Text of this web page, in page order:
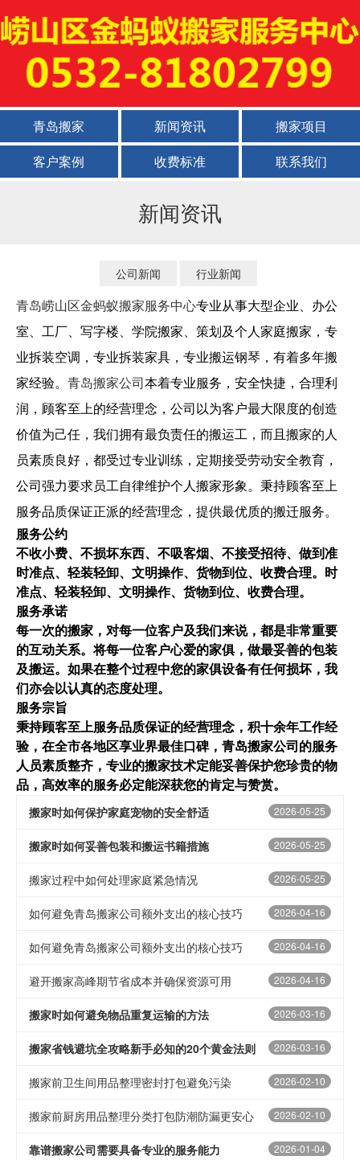
青岛搬家 新闻资讯
搬家项目
客户案例
收费标准 联系我们
新闻资讯
公司新闻 行业新闻
青岛崂山区金蚂蚁搬家服务中心专业从事大型企业、办公
室、工厂、写字楼、学院搬家、策划及个人家庭搬家，专
业拆装空调，专业拆装家具，专业搬运钢琴，有着多年搬
家经验。 青岛搬家公司 本着专业服务，安全快捷，合理利
润，顾客至上的经营理念，公司以为客户最大限度的创造
价值为己任，我们拥有最负责任的搬运工，而且搬家的人
员素质良好，都受过专业训练，定期接受劳动安全教育，
公司强力要求员工自律维护个人搬家形象。秉持顾客至上
服务品质保证正派的经营理念，提供最优质的搬迁服务。
服务公约
不收小费、不损坏东西、不吸客烟、不接受招待、做到准
时准点、轻装轻卸、文明操作、货物到位、收费合理。时
准点、轻装轻卸、文明操作、货物到位、收费合理。
服务承诺
每一次的搬家，对每一位客户及我们来说，都是非常重要
的互动关系。将每一位客户心爱的家俱，做最妥善的包装
及搬运。如果在整个过程中您的家俱设备有任何损坏，我
们亦会以认真的态度处理。
服务宗旨
秉持顾客至上服务品质保证的经营理念，积十余年工作经
验，在全市各地区享业界最佳口碑，青岛搬家公司的服务
人员素质整齐，专业的搬家技术定能妥善保护您珍贵的物
品，高效率的服务必定能深获您的肯定与赞赏。
2026-05-25
搬家时如何保护家庭宠物的安全舒适
2026-05-25
搬家时如何妥善包装和搬运书籍措施
2026-05-25
搬家过程中如何处理家庭紧急情况
2026-04-16
如何避免青岛搬家公司额外支出的核心技巧
2026-04-16
如何避免青岛搬家公司额外支出的核心技巧
2026-04-16
避开搬家高峰期节省成本并确保资源可用
2026-03-16
搬家时如何避免物品重复运输的方法
2026-03-16
搬家省钱避坑全攻略新手必知的20个黄金法则
2026-02-10
搬家前卫生间用品整理密封打包避免污染
2026-02-10
搬家前厨房用品整理分类打包防潮防漏更安心
2026-01-04
靠谱搬家公司需要具备专业的服务能力